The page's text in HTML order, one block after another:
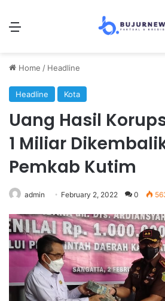
Menu
Home / Headline
Headline Kota
Uang Hasil
1 Miliar
Pemkab Kutim
admin February 2, 2022 0